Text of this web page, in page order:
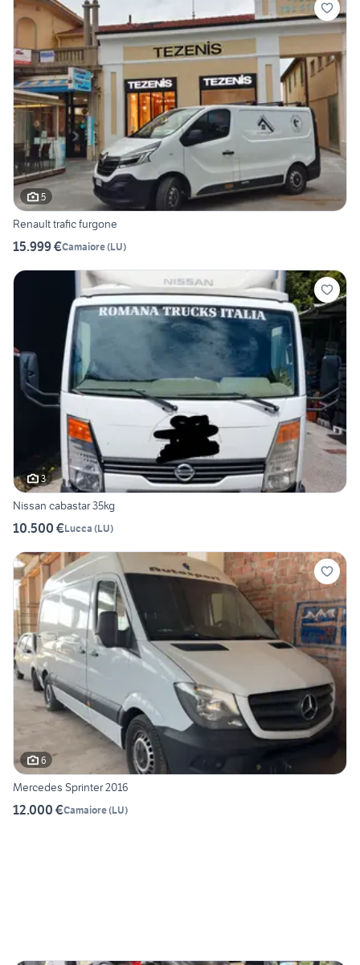
5
Renault trafic furgone
15.999 €Camaiore(LU)
3
Nissan cabastar 35kg
10.500 €Lucca (LU)
6
Mercedes Sprinter 2016
12.000 €Camaiore(LU)